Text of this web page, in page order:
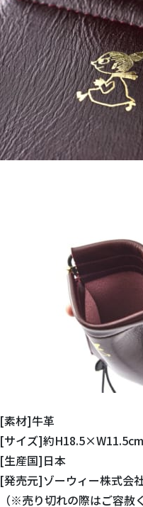
[素材]牛革
[サイズ]約H18.5×W11.5cm
[生産国]日本
[発売元]ゾーウィー株式会
（※売り切れの際はご容赦